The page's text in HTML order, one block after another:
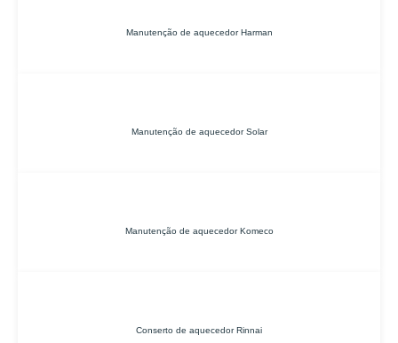
Manutenção de aquecedor Harman
Manutenção de aquecedor Solar
Manutenção de aquecedor Komeco
Conserto de aquecedor Rinnai